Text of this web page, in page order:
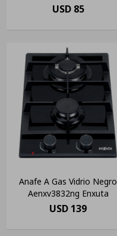
Color Gris
USD 85
Anafe A Gas Vidrio Negro
Aenxv3832ng Enxuta
USD 139